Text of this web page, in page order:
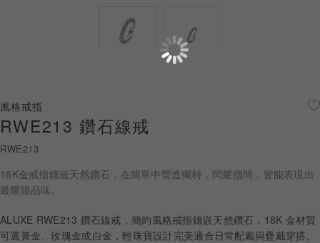
黃金金飾
關於ALUXE
嚴選鑽石
最新消息
風格戒指
RWE213 鑽石線戒
RWE213
18K金戒指鑲嵌天然鑽石，在簡單中營造獨特，閃耀指間，皆能表現出
最耀眼品味。
ALUXE RWE213 鑽石線戒，簡約風格戒指鑲嵌天然鑽石，18K 金材質
可選黃金、玫瑰金或白金，輕珠寶設計完美適合日常配戴與疊戴穿搭。